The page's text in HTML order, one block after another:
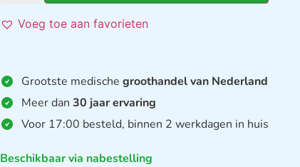
Voeg toe aan favorieten
Grootste medischegroothandel van Nederland
Meer dan30 jaar ervaring
Voor 17:00 besteld, binnen 2 werkdagen in huis
Beschikbaar via nabestelling